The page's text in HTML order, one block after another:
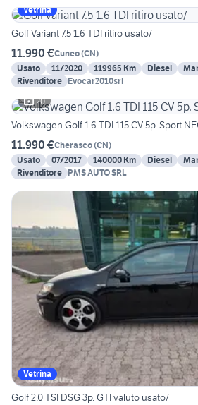
Vetrina
Golf Variant 7.5 1.6 TDI ritiro usato/
11.990 €Cuneo(CN)
Usato
11/2020 119965 Km Diesel
Rivenditore Evocar2010srl
20
Volkswagen Golf 1.6 TDI 115 CV 5p. Sport
11.990 €Cherasco(CN)
Usato
07/2017 140000 Km Diesel
Rivenditore PMS AUTO SRL
Vetrina
Golf 2.0 TSI DSG 3p. GTI valuto usato/